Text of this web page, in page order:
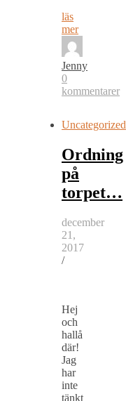
läs
mer
Jenny
0
kommentarer
Uncategorized
Ordning
på
torpet…
december
21,
2017
/
Hej
och
hallå
där!
Jag
har
inte
tänkt